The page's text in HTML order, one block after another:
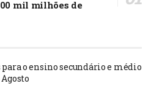
mil milhões de
o ensino secundário e médio